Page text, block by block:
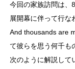
今回の家族訪問は、
展開幕に伴って行
And thousands are
て彼らを思う何千も
次のように解説して